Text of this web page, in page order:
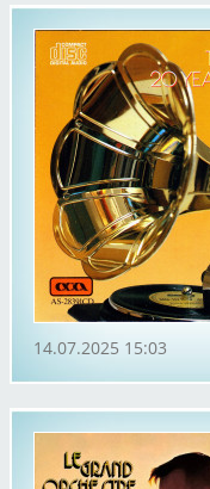
14.07.2025 15:03